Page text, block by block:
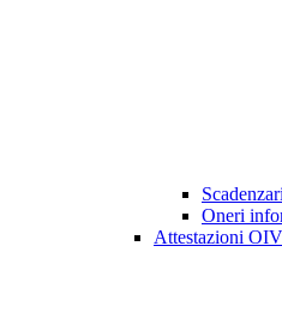
Oneri
Attestazioni